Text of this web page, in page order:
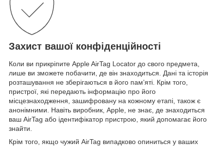
Захист вашої конфіденційності
Коли ви прикріпите Apple AirTag Locator до свого предмета,
лише ви зможете побачити, де він знаходиться. Дані та історія
розташування не зберігаються в його пам’яті. Крім того,
пристрої, які передають інформацію про його
місцезнаходження, зашифровану на кожному етапі, також є
анонімними. Навіть виробник, Apple, не знає, де знаходиться
ваш AirTag або ідентифікатор пристрою, який допомагає його
знайти.
Крім того, якщо чужий AirTag випадково опиниться у ваших